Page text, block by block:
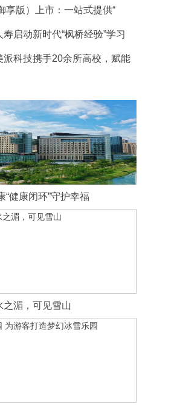
享版）上市：一站式提供“
启动新时代“枫桥经验”学习
科技携手20余所高校，赋能
健康闭环”守护幸福
之湄，可见雪山